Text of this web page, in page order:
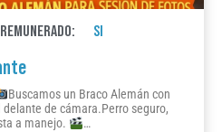
REMUNERADO: SI
Buscamos un Braco Alemán con
de cámara.Perro seguro,
a manejo.
…